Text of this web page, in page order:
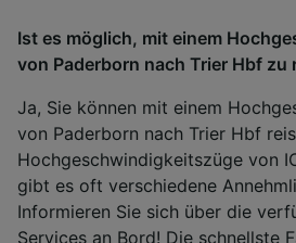
Ist es möglich, mit einem
von Paderborn nach Trier Hbf zu
Ja, Sie können mit einem
von Paderborn nach Trier Hbf
Hochgeschwindigkeitszüge von
gibt es oft verschiedene
Informieren Sie sich über die
Services an Bord! Die schnellste